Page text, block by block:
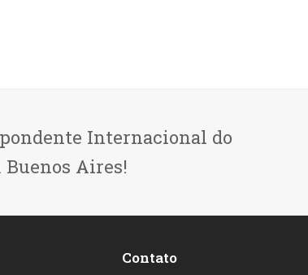
Internacional do
Aires!
Contato